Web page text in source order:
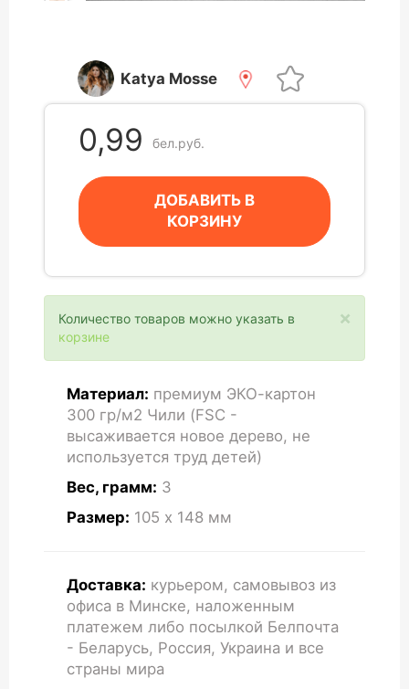
Katya Mosse
0,99 бел.руб.
ДОБАВИТЬ В
КОРЗИНУ
×
Количество товаров можно указать в
корзине
Материал: премиум ЭКО-картон
300 гр/м2 Чили (FSC -
высаживается новое дерево, не
используется труд детей)
Вес, грамм: 3
Размер: 105 x 148 мм
Доставка: курьером, самовывоз из
офиса в Минске, наложенным
платежем либо посылкой Белпочта
- Беларусь, Россия, Украина и все
страны мира